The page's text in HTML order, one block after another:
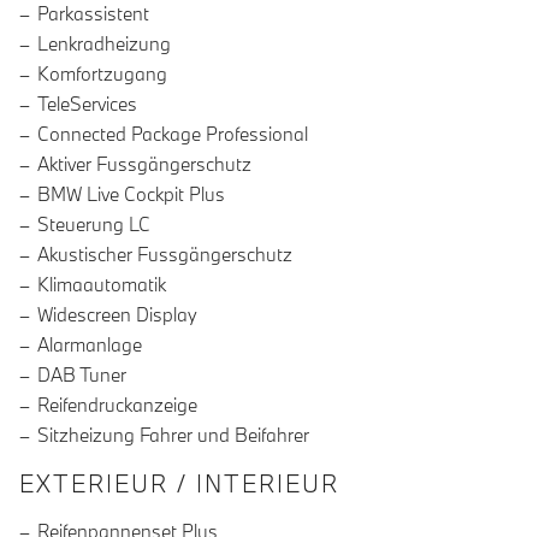
Parkassistent
Lenkradheizung
Komfortzugang
TeleServices
Connected Package Professional
Aktiver Fussgängerschutz
BMW Live Cockpit Plus
Steuerung LC
Akustischer Fussgängerschutz
Klimaautomatik
Widescreen Display
Alarmanlage
DAB Tuner
Reifendruckanzeige
Sitzheizung Fahrer und Beifahrer
EXTERIEUR / INTERIEUR
Reifenpannenset Plus